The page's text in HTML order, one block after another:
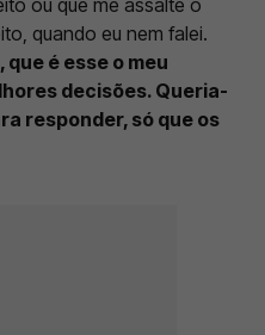
quando eu nem falei.
é esse o meu
decisões. Queria-
responder, só que os